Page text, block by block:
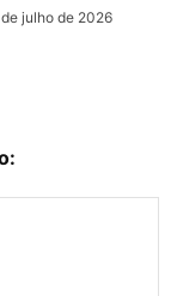
julho de 2026